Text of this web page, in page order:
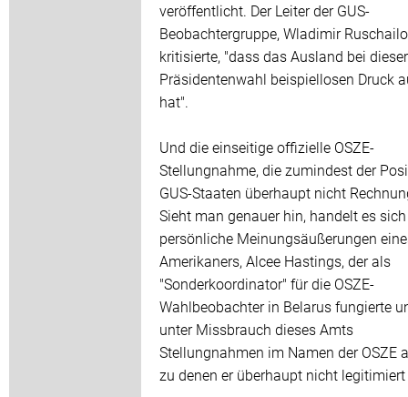
veröffentlicht. Der Leiter der GUS-
Beobachtergruppe, Wladimir
kritisierte, "dass das Ausland bei dieser
Präsidentenwahl beispiellosen Druck
hat".
Und die einseitige offizielle OSZE-
Stellungnahme, die zumindest der
GUS-Staaten überhaupt nicht
Sieht man genauer hin, handelt es
persönliche Meinungsäußerungen
Amerikaners, Alcee Hastings, der als
"Sonderkoordinator" für die OSZE-
Wahlbeobachter in Belarus fungierte
unter Missbrauch dieses Amts
Stellungnahmen im Namen der OSZE
zu denen er überhaupt nicht